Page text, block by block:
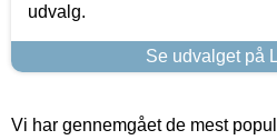
udvalg.
Se udvalget på
Vi har gennemgået de mest